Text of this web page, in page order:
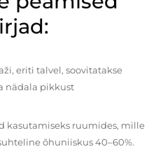
eriti talvel, soovitatakse
nädala pikkust
ruumides, mille
õhuniiskus 40–60%.